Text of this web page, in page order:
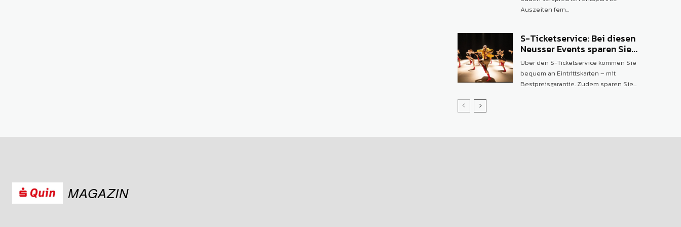
Auszeiten fern...
S-Ticketservice: Bei diesen
Neusser Events sparen Sie...
Über den S-Ticketservice kommen Sie
bequem an Eintrittskarten – mit
Bestpreisgarantie. Zudem sparen Sie...
MAGAZIN